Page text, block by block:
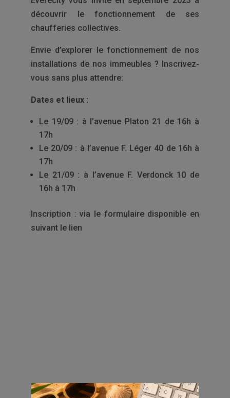
découvrir le fonctionnement de ses
chaufferies collectives.
Envie d’explorer le fonctionnement de nos
installations de nos immeubles ? Inscrivez-
vous sans plus attendre:
Dates et lieux :
Le 19/09 : à l’avenue Platon 21 de 16h à
17h
Le 20/09 : à l’avenue F. Léger 40 de 16h à
17h
Le 21/09 : à l’avenue F. Verdonck 10 de
16h à 17h
Inscription : via le formulaire disponible en
suivant le lien